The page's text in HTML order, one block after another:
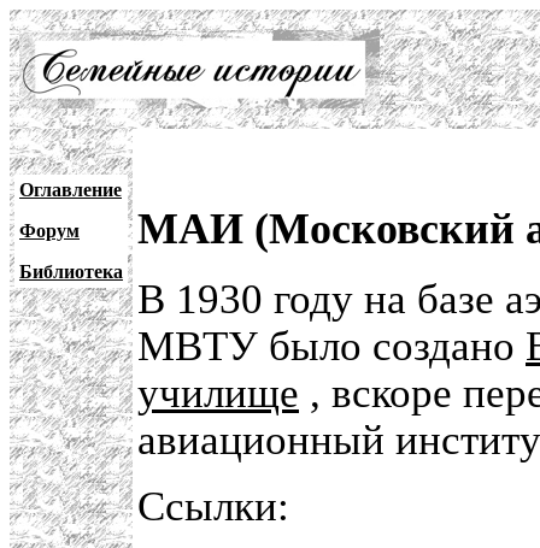
Оглавление
Форум
Библиотека
МАИ (Московский
В 1930 году на базе
МВТУ было создано
училище , вскоре
авиационный
Ссылки: